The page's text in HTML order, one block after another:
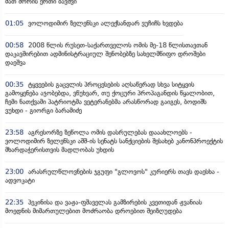
01:05 ვოლოდიმირ ზელენსკი ალექსანდარ ვუჩიჩს ხვდება
00:58
2008 წლის რუსეთ-საქართველოს ომის მე-18 წლისთავთან
დაკავშირებით ადმინისტრაციულ შენობებზე სახელმწიფო დროშები
დაეშვა
00:35 ტყვეების გაცვლის პროცესების აღსაწერად სხვა სიტყვის
გამოყენება აჯობებდა, ვწუხვარ, თუ ქოცური პროპაგანდის წყალობით,
ჩემი ნათქვამი პატრიოტმა ვეტერანებმა არასწორად გაიგეს, ბოდიშს
ვუხდი - გიორგი ბარამიძე
23:58 აგრესორზე ზეწოლა ომის დასრულებას დააახლოებს -
ვოლოდიმირ ზელენსკი აშშ-ის სენატს სანქციების შესახებ კანონპროექტის
მხარდაჭერისთვის მადლობას უხდის
23:00 არასრულწლოვნების ჯგუფი "გლოვოს" კურიერს თავს დაესხა -
ადვოკატი
22:35 პეკინისა და ვაჟა-ფშაველას გამზირების კვეთიდან ჟვანიას
მოედნის მიმართულებით მოძრაობა დროებით შეიზღუდება